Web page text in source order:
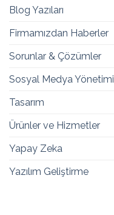
Blog Yazıları
Firmamızdan Haberler
Sorunlar & Çözümler
Sosyal Medya Yönetimi
Tasarım
Ürünler ve Hizmetler
Yapay Zeka
Yazılım Geliştirme